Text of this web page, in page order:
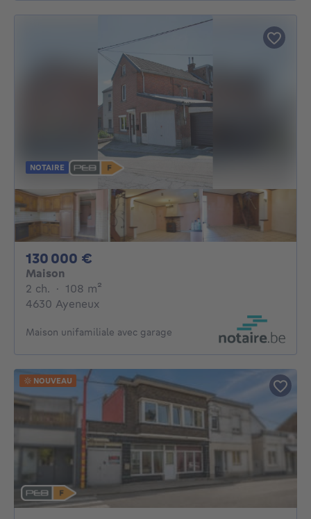
NOTAIRE
130 000 €
Maison
2 ch. 2 chambres
· 108 m²
4630 Ayeneux
Maison unifamiliale avec garage
NOUVEAU